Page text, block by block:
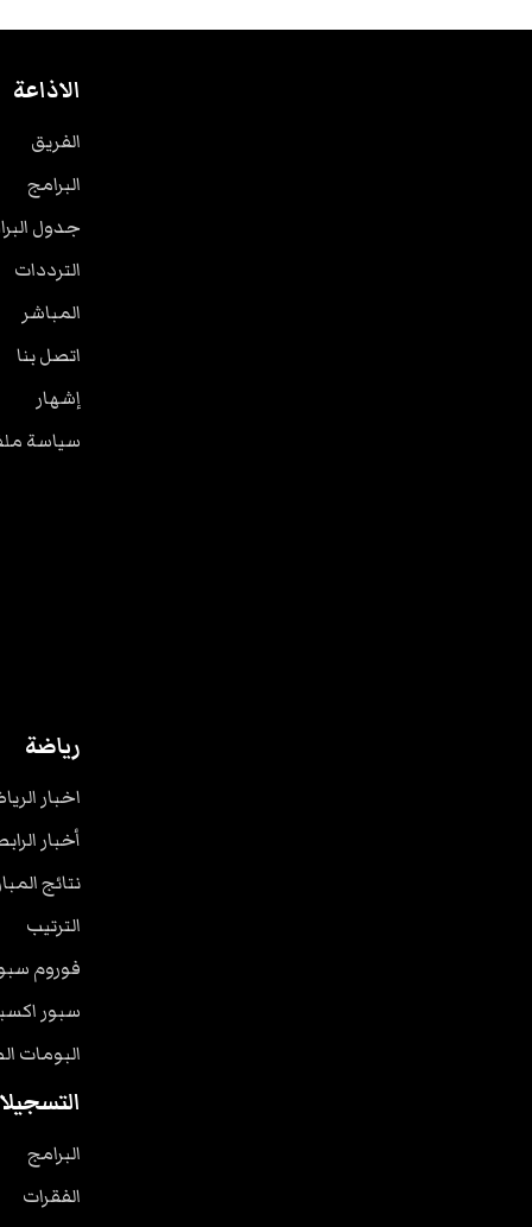
الاذاعة
الفريق
البرامج
جدول
الترددات
المباشر
اتصل بنا
إشهار
سياسة
رياضة
اخبار
أخبار
نتائج
الترتيب
فوروم
سبور
البومات
البرامج
الفقرات